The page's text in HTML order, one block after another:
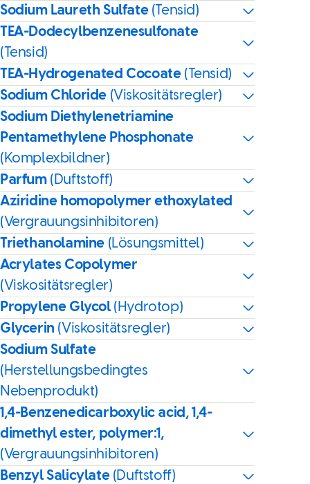
Sodium Laureth Sulfate (Tensid)
TEA-Dodecylbenzenesulfonate
(Tensid)
TEA-Hydrogenated Cocoate (Tensid)
Sodium Chloride (Viskositätsregler)
Sodium Diethylenetriamine
Pentamethylene Phosphonate
(Komplexbildner)
Parfum (Duftstoff)
Aziridine homopolymer ethoxylated
(Vergrauungsinhibitoren)
Triethanolamine (Lösungsmittel)
Acrylates Copolymer
(Viskositätsregler)
Propylene Glycol(Hydrotop)
Glycerin (Viskositätsregler)
Sodium Sulfate
(Herstellungsbedingtes
Nebenprodukt)
1,4-Benzenedicarboxylic acid, 1,4-
dimethyl ester, polymer:1,
(Vergrauungsinhibitoren)
Benzyl Salicylate (Duftstoff)